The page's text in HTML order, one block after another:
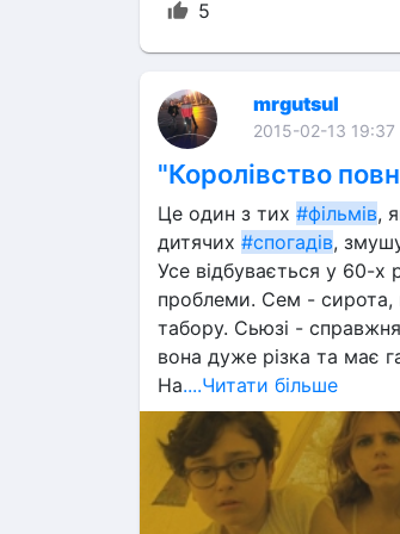
5
mrgutsul
2015-02-13 19:37
"Королівство
Це один з тих #фільмів,
дитячих #спогадів,
Усе відбувається у 60-х
проблеми. Сем - сирота,
табору. Сьюзі - справжня
вона дуже різка та має
На....Читати більше